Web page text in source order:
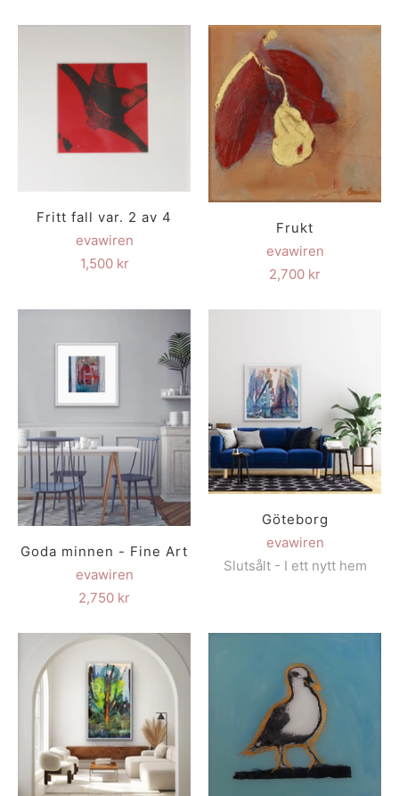
Fritt fall var. 2 av 4
evawiren
1,500 kr
Frukt
evawiren
2,700 kr
Goda minnen - Fine Art
evawiren
2,750 kr
Göteborg
evawiren
Slutsålt - I ett nytt hem